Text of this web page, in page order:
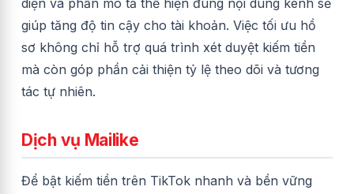
diện và phần mô tả thể hiện đúng nội dung kênh sẽ
giúp tăng độ tin cậy cho tài khoản. Việc tối ưu hồ
sơ không chỉ hỗ trợ quá trình xét duyệt kiếm tiền
mà còn góp phần cải thiện tỷ lệ theo dõi và tương
tác tự nhiên.
Dịch vụ Mailike
Để bật kiếm tiền trên TikTok nhanh và bền vững